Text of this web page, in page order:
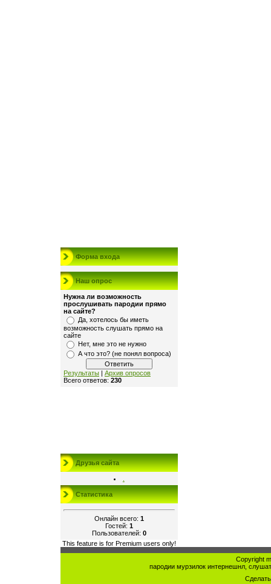
Форма входа
Наш опрос
Нужна ли возможность
прослушивать пародии прямо
на сайте?
Да, хотелось бы иметь
возможность слушать прямо на
сайте
Нет, мне это не нужно
А что это? (не понял вопроса)
Результаты | Архив опросов
Всего ответов: 230
Друзья сайта
Статистика
Онлайн всего: 1
Гостей: 1
Пользователей: 0
This feature is for Premium users only!
Copyright
пародии мурзилок интернешнл,